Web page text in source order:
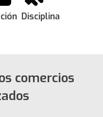
Disciplina
comercios